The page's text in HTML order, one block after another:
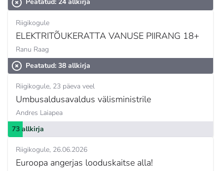
Riigikogule
ELEKTRITÕUKERATTA VANUSE PIIRANG 18+
Ranu Raag
Peatatud: 38 allkirja
Riigikogule 23 päeva veel
Umbusaldusavaldus välisministrile
Andres Laiapea
73 allkirja
Riigikogule 26.06.2026
Euroopa angerjas looduskaitse alla!